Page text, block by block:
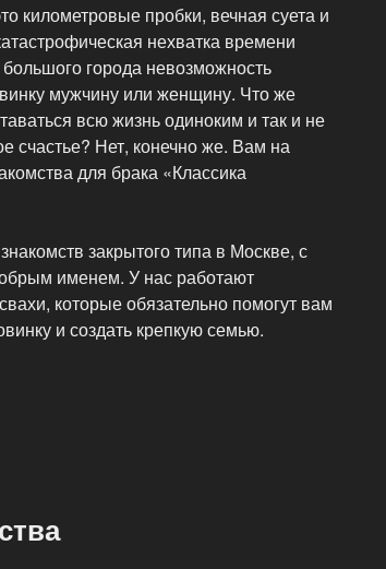
километровые пробки, вечная суета и
нехватка времени
города невозможность
мужчину или женщину. Что же
всю жизнь одиноким и так и не
счастье? Нет, конечно же. Вам на
для брака «Классика
закрытого типа в Москве, с
именем. У нас работают
которые обязательно помогут вам
и создать крепкую семью.